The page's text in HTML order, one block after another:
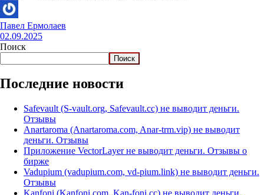
Павел Ермолаев
02.09.2025
Поиск
Поиск
Последние новости
Safevault (S-vault.org, Safevault.cc) не выводит деньги.
Отзывы
Anartaroma (Anartaroma.com, Anar-trm.vip) не выводит
деньги. Отзывы
Приложение VectorLayer не выводит деньги. Отзывы о
бирже
Vadupium (vadupium.com, vd-pium.link) не выводит деньги.
Отзывы